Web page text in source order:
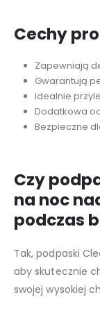
Cechy
Zapewniają
Gwarantują
Idealnie
Dodatkowa
Bezpieczne
Czy
na noc
podczas
Tak, podpaski
aby skutecznie
swojej wysokiej